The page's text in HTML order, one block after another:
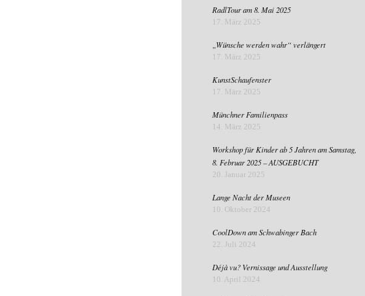
RadlTour am 8. Mai 2025
17. März 2025
„Wünsche werden wahr“ verlängert
17. März 2025
KunstSchaufenster
17. März 2025
Münchner Familienpass
14. März 2025
Workshop für Kinder ab 5 Jahren am Samstag,
8. Februar 2025 – AUSGEBUCHT
20. Januar 2025
Lange Nacht der Museen
10. Oktober 2024
CoolDown am Schwabinger Bach
22. Juli 2024
Déjà vu? Vernissage und Ausstellung
10. April 2024